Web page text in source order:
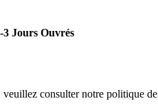
Jours Ouvrés
veuillez consulter notre politique de